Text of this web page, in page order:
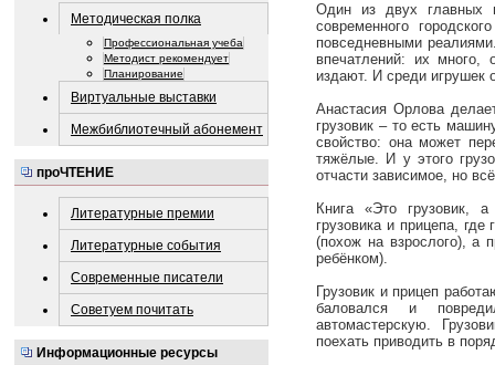
Методическая полка
Профессиональная учеба
Методист рекомендует
Планирование
Виртуальные выставки
Межбиблиотечный абонемент
проЧТЕНИЕ
Литературные премии
Литературные события
Современные писатели
Советуем почитать
Информационные ресурсы
Один из двух главных
современного
повседневными
впечатлений: их
издают. И среди
Анастасия Орлова
грузовик – то есть
свойство: она может
тяжёлые. И у этого
отчасти зависимое, но
Книга «Это грузовик,
грузовика и прицепа,
(похож на взрослого), а
ребёнком).
Грузовик и прицеп
баловался и
автомастерскую.
поехать приводить в